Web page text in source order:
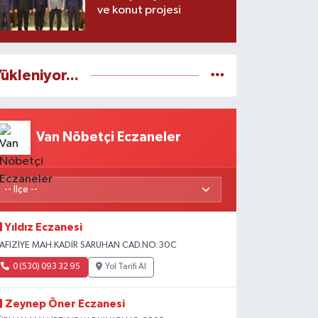
ve konut projesi
Van Nöbetçi Eczaneler
Yıldız Eczanesi
MAH.KADİR SARUHAN CAD.NO:30C
0 (530) 093 32 95 Yol Tarifi Al
Zeynep Öner Eczanesi